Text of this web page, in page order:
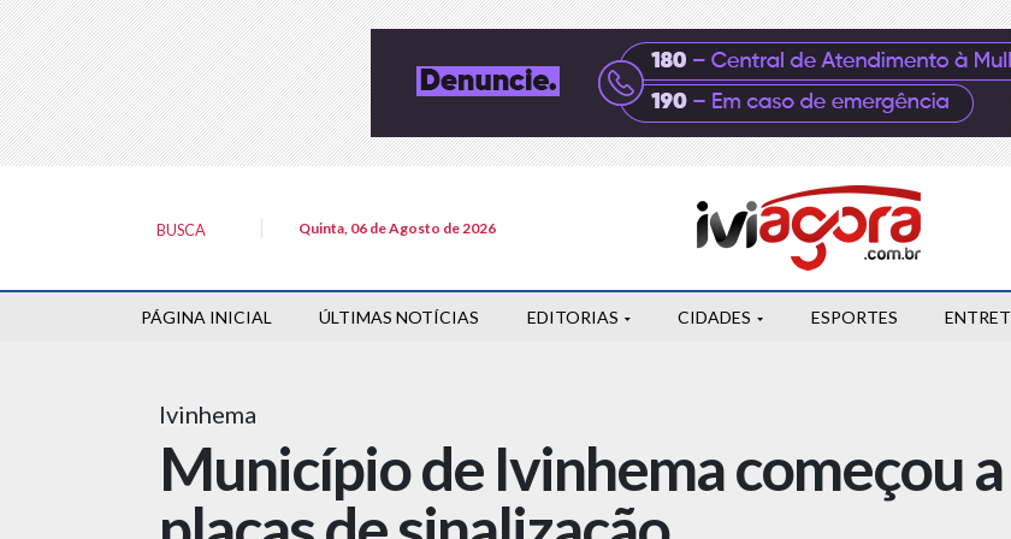
BUSCA Quinta, 06 de Agosto de 2026
PÁGINA INICIAL ÚLTIMAS NOTÍCIAS EDITORIAS CIDADES ESPORTES
Ivinhema
Município de Ivinhema começou